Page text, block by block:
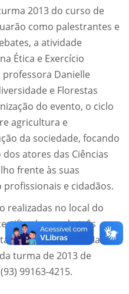
2013 do curso de
como palestrantes e
a atividade
Ética e Exercício
Danielle
e Florestas
do evento, o ciclo
agricultura e
da sociedade, focando
atores das Ciências
frente às suas
e cidadãos.
realizadas no local do
sendo três
24 horas. Mais
turma de 2013 de
99163-4215.